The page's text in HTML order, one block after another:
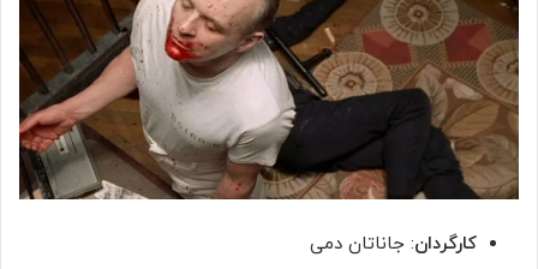
کارگردان: جاناتان دمی